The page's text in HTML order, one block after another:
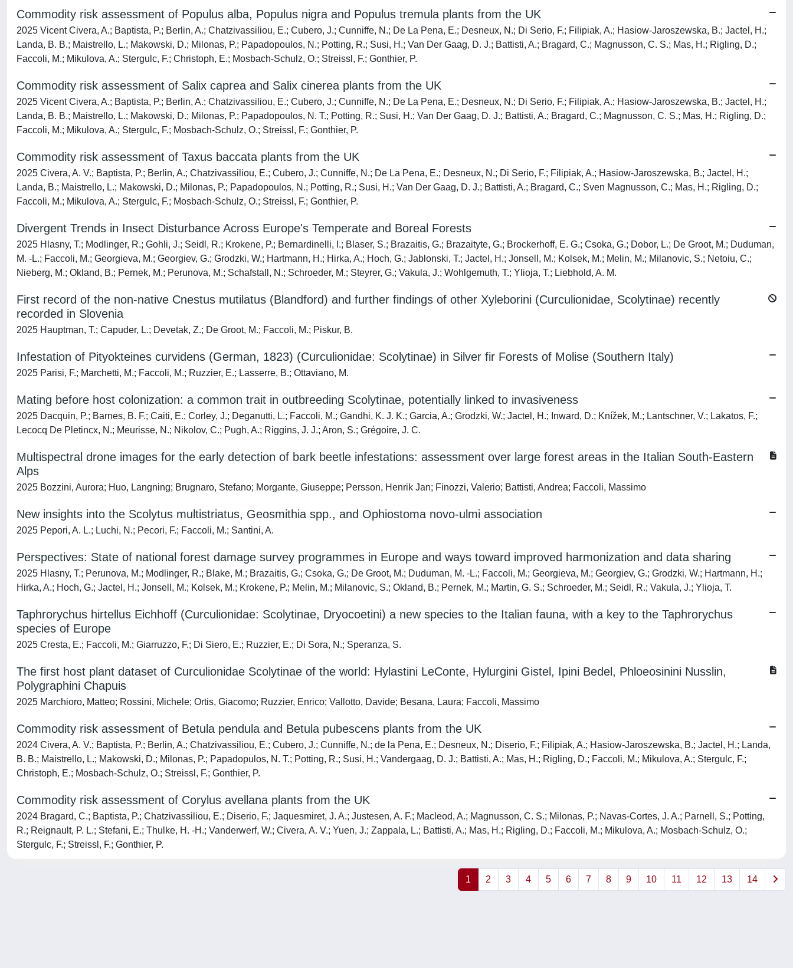
Commodity risk assessment of Populus alba, Populus nigra and Populus tremula plants from the UK
2025 Vicent Civera, A.; Baptista, P.; Berlin, A.; Chatzivassiliou, E.; Cubero, J.; Cunniffe, N.; De La Pena, E.; Desneux, N.; Di Serio, F.; Filipiak, A.; Hasiow-Jaroszewska, B.; Jactel, H.;
Landa, B. B.; Maistrello, L.; Makowski, D.; Milonas, P.; Papadopoulos, N.; Potting, R.; Susi, H.; Van Der Gaag, D. J.; Battisti, A.; Bragard, C.; Magnusson, C. S.; Mas, H.; Rigling, D.;
Faccoli, M.; Mikulova, A.; Stergulc, F.; Christoph, E.; Mosbach-Schulz, O.; Streissl, F.; Gonthier, P.
Commodity risk assessment of Salix caprea and Salix cinerea plants from the UK
2025 Vicent Civera, A.; Baptista, P.; Berlin, A.; Chatzivassiliou, E.; Cubero, J.; Cunniffe, N.; De La Pena, E.; Desneux, N.; Di Serio, F.; Filipiak, A.; Hasiow-Jaroszewska, B.; Jactel, H.;
Landa, B. B.; Maistrello, L.; Makowski, D.; Milonas, P.; Papadopoulos, N. T.; Potting, R.; Susi, H.; Van Der Gaag, D. J.; Battisti, A.; Bragard, C.; Magnusson, C. S.; Mas, H.; Rigling, D.;
Faccoli, M.; Mikulova, A.; Stergulc, F.; Mosbach-Schulz, O.; Streissl, F.; Gonthier, P.
Commodity risk assessment of Taxus baccata plants from the UK
2025 Civera, A. V.; Baptista, P.; Berlin, A.; Chatzivassiliou, E.; Cubero, J.; Cunniffe, N.; De La Pena, E.; Desneux, N.; Di Serio, F.; Filipiak, A.; Hasiow-Jaroszewska, B.; Jactel, H.;
Landa, B.; Maistrello, L.; Makowski, D.; Milonas, P.; Papadopoulos, N.; Potting, R.; Susi, H.; Van Der Gaag, D. J.; Battisti, A.; Bragard, C.; Sven Magnusson, C.; Mas, H.; Rigling, D.;
Faccoli, M.; Mikulova, A.; Stergulc, F.; Mosbach-Schulz, O.; Streissl, F.; Gonthier, P.
Divergent Trends in Insect Disturbance Across Europe's Temperate and Boreal Forests
2025 Hlasny, T.; Modlinger, R.; Gohli, J.; Seidl, R.; Krokene, P.; Bernardinelli, I.; Blaser, S.; Brazaitis, G.; Brazaityte, G.; Brockerhoff, E. G.; Csoka, G.; Dobor, L.; De Groot, M.; Duduman,
M. -L.; Faccoli, M.; Georgieva, M.; Georgiev, G.; Grodzki, W.; Hartmann, H.; Hirka, A.; Hoch, G.; Jablonski, T.; Jactel, H.; Jonsell, M.; Kolsek, M.; Melin, M.; Milanovic, S.; Netoiu, C.;
Nieberg, M.; Okland, B.; Pernek, M.; Perunova, M.; Schafstall, N.; Schroeder, M.; Steyrer, G.; Vakula, J.; Wohlgemuth, T.; Ylioja, T.; Liebhold, A. M.
First record of the non-native Cnestus mutilatus (Blandford) and further findings of other Xyleborini (Curculionidae, Scolytinae) recently
recorded in Slovenia
2025 Hauptman, T.; Capuder, L.; Devetak, Z.; De Groot, M.; Faccoli, M.; Piskur, B.
Infestation of Pityokteines curvidens (German, 1823) (Curculionidae: Scolytinae) in Silver fir Forests of Molise (Southern Italy)
2025 Parisi, F.; Marchetti, M.; Faccoli, M.; Ruzzier, E.; Lasserre, B.; Ottaviano, M.
Mating before host colonization: a common trait in outbreeding Scolytinae, potentially linked to invasiveness
2025 Dacquin, P.; Barnes, B. F.; Caiti, E.; Corley, J.; Deganutti, L.; Faccoli, M.; Gandhi, K. J. K.; Garcia, A.; Grodzki, W.; Jactel, H.; Inward, D.; Knížek, M.; Lantschner, V.; Lakatos, F.;
Lecocq De Pletincx, N.; Meurisse, N.; Nikolov, C.; Pugh, A.; Riggins, J. J.; Aron, S.; Grégoire, J. C.
Multispectral drone images for the early detection of bark beetle infestations: assessment over large forest areas in the Italian South-Eastern
Alps
2025 Bozzini, Aurora; Huo, Langning; Brugnaro, Stefano; Morgante, Giuseppe; Persson, Henrik Jan; Finozzi, Valerio; Battisti, Andrea; Faccoli, Massimo
New insights into the Scolytus multistriatus, Geosmithia spp., and Ophiostoma novo-ulmi association
2025 Pepori, A. L.; Luchi, N.; Pecori, F.; Faccoli, M.; Santini, A.
Perspectives: State of national forest damage survey programmes in Europe and ways toward improved harmonization and data sharing
2025 Hlasny, T.; Perunova, M.; Modlinger, R.; Blake, M.; Brazaitis, G.; Csoka, G.; De Groot, M.; Duduman, M. -L.; Faccoli, M.; Georgieva, M.; Georgiev, G.; Grodzki, W.; Hartmann, H.;
Hirka, A.; Hoch, G.; Jactel, H.; Jonsell, M.; Kolsek, M.; Krokene, P.; Melin, M.; Milanovic, S.; Okland, B.; Pernek, M.; Martin, G. S.; Schroeder, M.; Seidl, R.; Vakula, J.; Ylioja, T.
Taphrorychus hirtellus Eichhoff (Curculionidae: Scolytinae, Dryocoetini) a new species to the Italian fauna, with a key to the Taphrorychus
species of Europe
2025 Cresta, E.; Faccoli, M.; Giarruzzo, F.; Di Siero, E.; Ruzzier, E.; Di Sora, N.; Speranza, S.
The first host plant dataset of Curculionidae Scolytinae of the world: Hylastini LeConte, Hylurgini Gistel, Ipini Bedel, Phloeosinini Nusslin,
Polygraphini Chapuis
2025 Marchioro, Matteo; Rossini, Michele; Ortis, Giacomo; Ruzzier, Enrico; Vallotto, Davide; Besana, Laura; Faccoli, Massimo
Commodity risk assessment of Betula pendula and Betula pubescens plants from the UK
2024 Civera, A. V.; Baptista, P.; Berlin, A.; Chatzivassiliou, E.; Cubero, J.; Cunniffe, N.; de la Pena, E.; Desneux, N.; Diserio, F.; Filipiak, A.; Hasiow-Jaroszewska, B.; Jactel, H.; Landa,
B. B.; Maistrello, L.; Makowski, D.; Milonas, P.; Papadopulos, N. T.; Potting, R.; Susi, H.; Vandergaag, D. J.; Battisti, A.; Mas, H.; Rigling, D.; Faccoli, M.; Mikulova, A.; Stergulc, F.;
Christoph, E.; Mosbach-Schulz, O.; Streissl, F.; Gonthier, P.
Commodity risk assessment of Corylus avellana plants from the UK
2024 Bragard, C.; Baptista, P.; Chatzivassiliou, E.; Diserio, F.; Jaquesmiret, J. A.; Justesen, A. F.; Macleod, A.; Magnusson, C. S.; Milonas, P.; Navas-Cortes, J. A.; Parnell, S.; Potting,
R.; Reignault, P. L.; Stefani, E.; Thulke, H. -H.; Vanderwerf, W.; Civera, A. V.; Yuen, J.; Zappala, L.; Battisti, A.; Mas, H.; Rigling, D.; Faccoli, M.; Mikulova, A.; Mosbach-Schulz, O.;
Stergulc, F.; Streissl, F.; Gonthier, P.
1 2 3 4 5 6 7 8 9 10 11 12 13 14